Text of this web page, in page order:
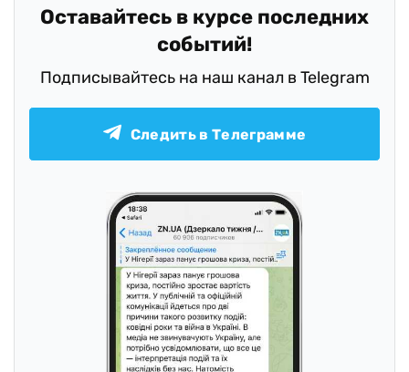
Оставайтесь в курсе последних
событий!
Подписывайтесь на наш канал в Telegram
Следить в Телеграмме